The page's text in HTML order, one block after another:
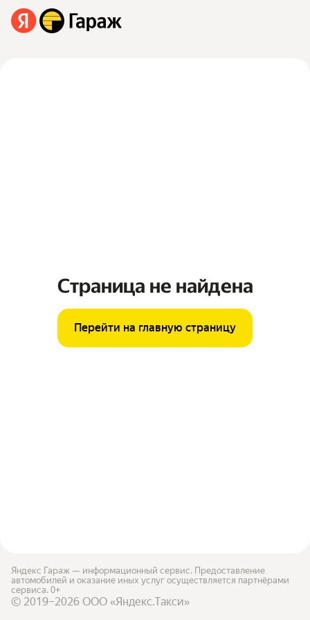
Страница не найдена
Перейти на главную страницу
Яндекс Гараж — информационный сервис. Предоставление
автомобилей и оказание иных услуг осуществляется партнёрами
сервиса. 0+
© 2019–2026 ООО «Яндекс.Такси»